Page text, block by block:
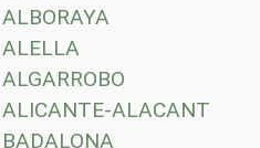
ALBORAYA
ALELLA
ALGARROBO
ALICANTE-ALACANT
BADALONA